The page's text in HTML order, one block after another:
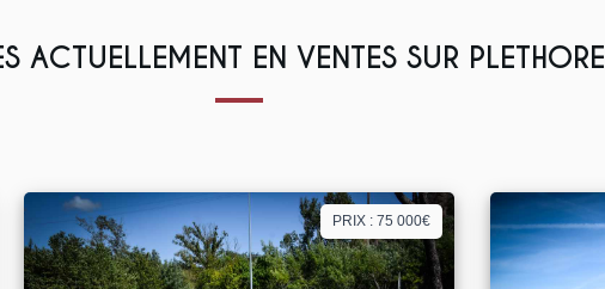
ACTUELLEMENT EN VENTES SUR PLETHORE
PRIX : 75 000€